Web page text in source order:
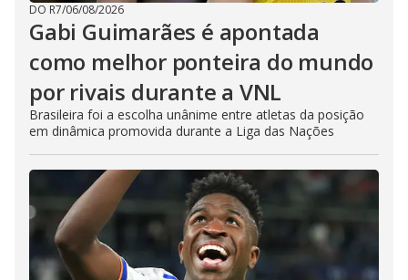
DO R7/06/08/2026
Gabi Guimarães é apontada
como melhor ponteira do mundo
por rivais durante a VNL
Brasileira foi a escolha unânime entre atletas da posição
em dinâmica promovida durante a Liga das Nações